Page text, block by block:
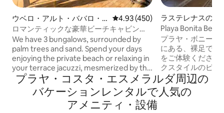
ウベロ・アルト・ババロ・
プンタ・カナの古民家
レビュー450件、5つ星中4.93つ
4.93 (450)
ロマンティックな豪華ビーチキャビン
#2（ジャグジー付き）
We have 3 bungalows, surrounded by
palm trees and sand. Spend your days
enjoying the private beach or relaxing in
your terrace jacuzzi, mesmerized by the
blue horizon. Luxury furnishings, quality.
Private jacuzzi on your terrace. Free golf
cart with driver. We personally deliver
the house, explaining all its features.
ラステレナスのバ
Playa Bonita
ャンフロント！
プラヤ・ボニータ
にある、裸足で楽
をご体験ください
クスタイルのビー
雑のない、真の
供します！ カップル1組または家族（最大
4名）向けに設計
プラヤ・コスタ・エスメラルダ⁠周⁠辺⁠の
バ⁠ケ⁠ー⁠シ⁠ョ⁠ン⁠レ⁠ン⁠タ⁠ル⁠で人⁠気⁠の
ア⁠メ⁠ニ⁠テ⁠ィ⁠・⁠設⁠備